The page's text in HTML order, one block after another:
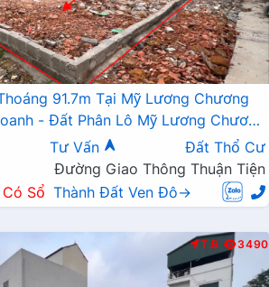
91.7m Tại Mỹ Lương Chương
- Đất Phân Lô Mỹ Lương Chương
Tư Vấn
Đất Thổ Cư
Đường Giao Thông Thuận Tiện
Sổ Thành Đất Ven Đô→
T.B 3490